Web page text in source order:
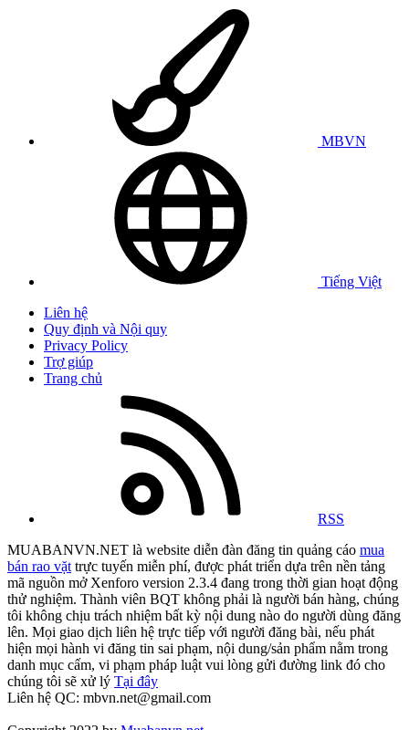
MBVN
Tiếng Việt
Liên hệ
Quy định và Nội quy
Privacy Policy
Trợ giúp
Trang chủ
RSS
MUABANVN.NET là website diễn đàn đăng tin quảng cáo mua
bán rao vặt trực tuyến miễn phí, được phát triển dựa trên nền tảng
mã nguồn mở Xenforo version 2.3.4 đang trong thời gian hoạt động
thử nghiệm. Thành viên BQT không phải là người bán hàng, chúng
tôi không chịu trách nhiệm bất kỳ nội dung nào do người dùng đăng
lên. Mọi giao dịch liên hệ trực tiếp với người đăng bài, nếu phát
hiện mọi hành vi đăng tin sai phạm, nội dung/sản phẩm nằm trong
danh mục cấm, vi phạm pháp luật vui lòng gửi đường link đó cho
chúng tôi sẽ xử lý Tại đây
Liên hệ QC: mbvn.net@gmail.com